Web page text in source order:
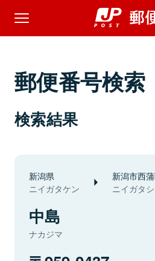
郵便番号検索
検索結果
新潟県
ニイガタケン
新潟市西
ニイガタ
中島
ナカジマ